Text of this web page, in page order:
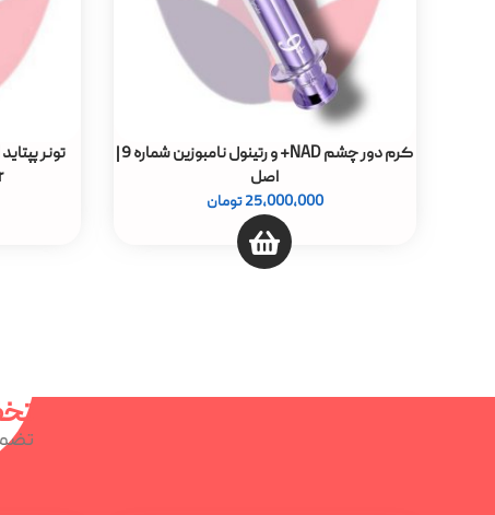
کرم دور چشم NAD+ و رتینول نامبوزین شماره 9 |
اصل
25,000,000تومان